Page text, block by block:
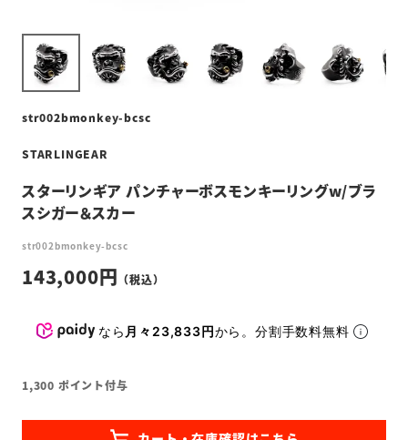
str002bmonkey-bcsc
STARLINGEAR
スターリンギア パンチャーボスモンキーリングw/ブラ
スシガー＆スカー
str002bmonkey-bcsc
143,000
なら 月々23,833円から。分割手数料無料
1,300 ポイント付与